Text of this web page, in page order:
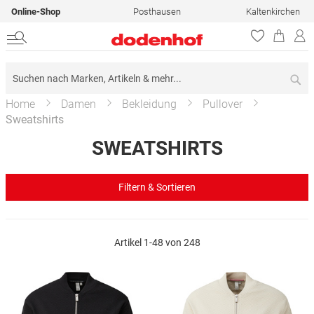
Online-Shop Posthausen Kaltenkirchen
Home Damen Bekleidung
Pullover
Sweatshirts
SWEATSHIRTS
Artikel 1-48 von 248
Filtern & Sortieren